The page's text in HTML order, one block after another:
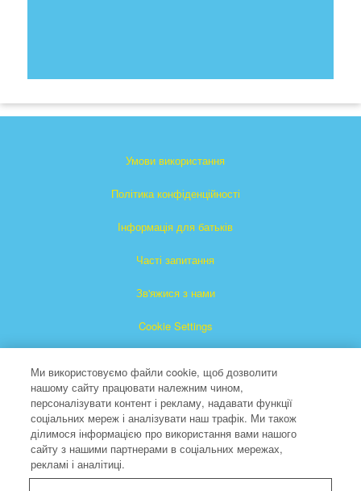
Умови використання
Політика конфіденційності
Інформація для батьків
Часті запитання
Зв'яжися з нами
Cookie Settings
"Суперкнига" є зареєстрованою торговою маркою The
Christian Broadcasting Network, Inc. (Християнської мовної
Ми використовуємо файли cookie, щоб дозволити
нашому сайту працювати належним чином,
персоналізувати контент і рекламу, надавати функції
соціальних мереж і аналізувати наш трафік. Ми також
ділимося інформацією про використання вами нашого
сайту з нашими партнерами в соціальних мережах,
рекламі і аналітиці.